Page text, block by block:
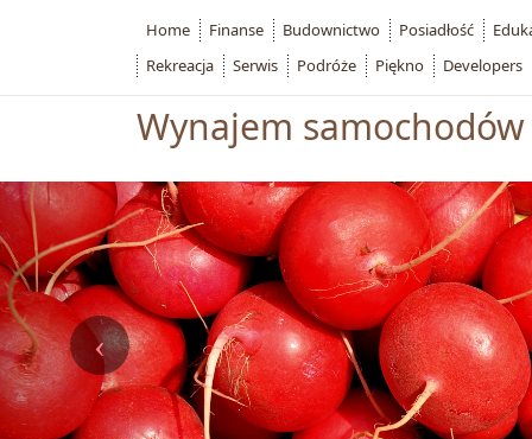
Wynajem
Home Finanse Budownictwo Posiadłość
Rekreacja
Serwis Podróże Piękno Developers